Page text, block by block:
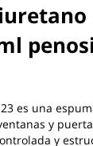
es una
y
y